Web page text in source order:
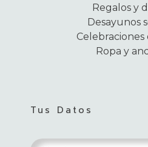
Regalos y
Desayunos
Celebraciones
Ropa y
Tus Datos